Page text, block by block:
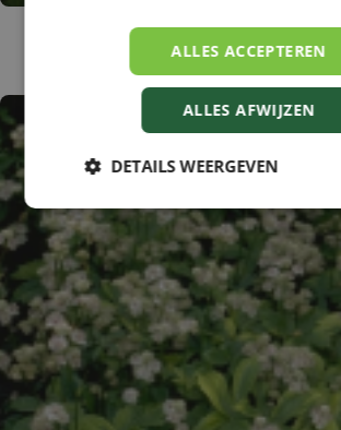
Zeeuws knoopje
Astrantia major 'Variegated'
ALLES ACCEPTEREN
ALLES AFWIJZEN
DETAILS WEERGEVEN